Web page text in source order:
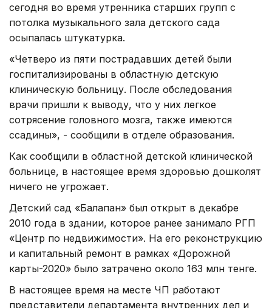
сегодня во время утренника старших групп с
потолка музыкального зала детского сада
осыпалась штукатурка.
«Четверо из пяти пострадавших детей были
госпитализированы в областную детскую
клиническую больницу. После обследования
врачи пришли к выводу, что у них легкое
сотрясение головного мозга, также имеются
ссадины», - сообщили в отделе образования.
Как сообщили в областной детской клинической
больнице, в настоящее время здоровью дошколят
ничего не угрожает.
Детский сад «Балапан» был открыт в декабре
2010 года в здании, которое ранее занимало РГП
«Центр по недвижимости». На его реконструкцию
и капитальный ремонт в рамках «Дорожной
карты-2020» было затрачено около 163 млн тенге.
В настоящее время на месте ЧП работают
представители департамента внутренних дел и